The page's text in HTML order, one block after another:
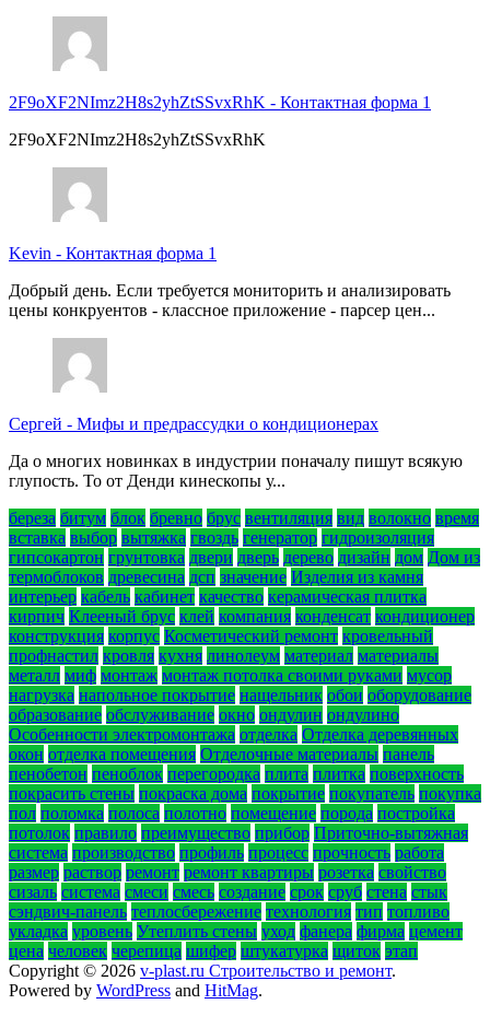
2F9oXF2NImz2H8s2yhZtSSvxRhK - Контактная форма 1
2F9oXF2NImz2H8s2yhZtSSvxRhK
Kevin - Контактная форма 1
Добрый день. Если требуется мониторить и анализировать
цены конкруентов - классное приложение - парсер цен...
Сергей - Мифы и предрассудки о кондиционерах
Да о многих новинках в индустрии поначалу пишут всякую
глупость. То от Денди кинескопы у...
береза битум блок бревно брус вентиляция вид волокно время
вставка выбор вытяжка гвоздь генератор гидроизоляция
гипсокартон грунтовка двери дверь дерево дизайн дом Дом из
термоблоков древесина дсп значение Изделия из камня
интерьер кабель кабинет качество керамическая плитка
кирпич Клееный брус клей компания конденсат кондиционер
конструкция корпус Косметический ремонт кровельный
профнастил кровля кухня линолеум материал материалы
металл миф монтаж монтаж потолка своими руками мусор
нагрузка напольное покрытие нащельник обои оборудование
образование обслуживание окно ондулин ондулино
Особенности электромонтажа отделка Отделка деревянных
окон отделка помещения Отделочные материалы панель
пенобетон пеноблок перегородка плита плитка поверхность
покрасить стены покраска дома покрытие покупатель покупка
пол поломка полоса полотно помещение порода постройка
потолок правило преимущество прибор Приточно-вытяжная
система производство профиль процесс прочность работа
размер раствор ремонт ремонт квартиры розетка свойство
сизаль система смеси смесь создание срок сруб стена стык
сэндвич-панель теплосбережение технология тип топливо
укладка уровень Утеплить стены уход фанера фирма цемент
цена человек черепица шифер штукатурка щиток этап
Copyright © 2026 v-plast.ru Строительство и ремонт.
Powered by WordPress and HitMag.